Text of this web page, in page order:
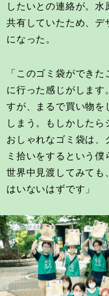
したいとの連絡が。
共有していたため、デ
になった。
「このゴミ袋ができ
に行った感じがします
すが、まるで買い物を
しまう。もしかしたら
おしゃれなゴミ袋は、
ミ拾いをするという僕
世界中見渡してみても
はいないはずです」